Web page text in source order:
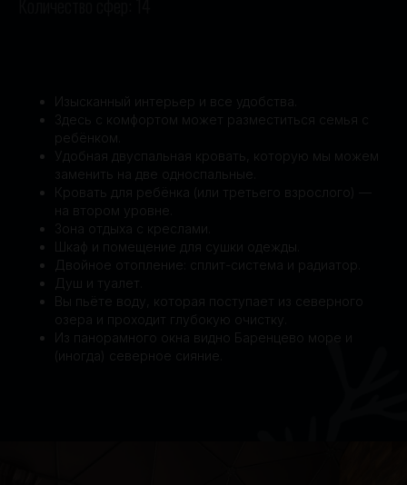
Изысканный интерьер и все удобства.
Здесь с комфортом может разместиться семья с
ребёнком.
Удобная двуспальная кровать, которую мы можем
заменить на две односпальные.
Кровать для ребёнка (или третьего взрослого) —
на втором уровне.
Зона отдыха с креслами.
Шкаф и помещение для сушки одежды.
Двойное отопление: сплит-система и радиатор.
Душ и туалет.
Вы пьёте воду, которая поступает из северного
озера и проходит глубокую очистку.
Из панорамного окна видно Баренцево море и
(иногда) северное сияние.